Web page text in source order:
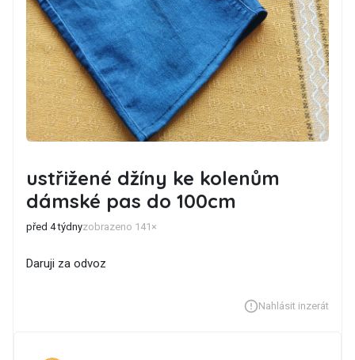
ustřižené džíny ke kolenům
dámské pas do 100cm
před 4 týdnyzobrazeno 141×
Daruji za odvoz
Nahlásit inzerát